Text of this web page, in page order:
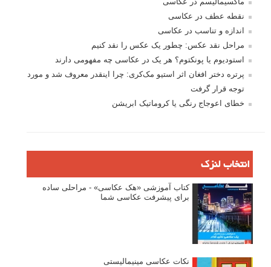
نقطه عطف در عکاسی
اندازه و تناسب در عکاسی
مراحل نقد عکس: چطور یک عکس را نقد کنیم
استودیوم یا پونکتوم؟ هر یک در عکاسی چه مفهومی دارند
پرتره دختر افغان اثر استیو مک‌کری: چرا اینقدر معروف شد و مورد
توجه قرار گرفت
خطای اعوجاج رنگی یا کروماتیک ابریشن
انتخاب لنزک
کتاب آموزشی «هک عکاسی» - مراحلی ساده
برای پیشرفت عکاسی شما
نکات عکاسی مینیمالیستی